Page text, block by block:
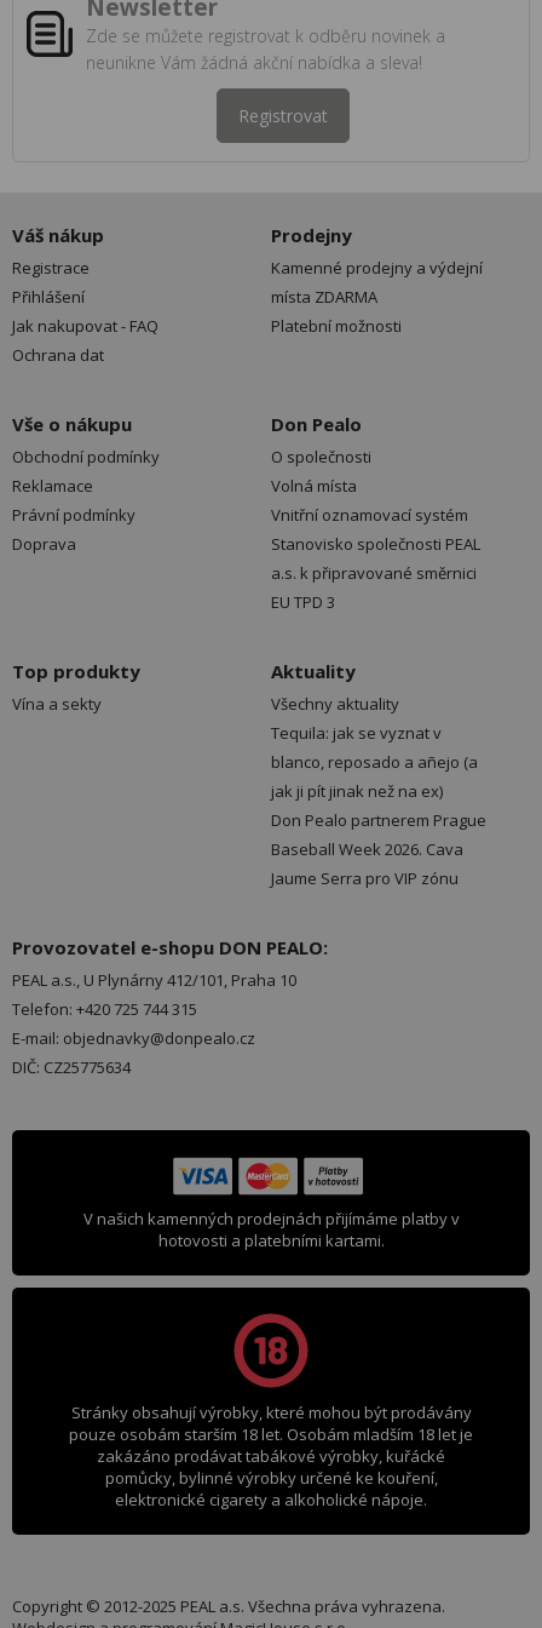
Newsletter
Zde se můžete registrovat k odběru novinek a
neunikne Vám žádná akční nabídka a sleva!
Registrovat
Váš nákup
Registrace
Přihlášení
Jak nakupovat - FAQ
Ochrana dat
Prodejny
Kamenné prodejny a výdejní
místa ZDARMA
Platební možnosti
Vše o nákupu
Obchodní podmínky
Reklamace
Právní podmínky
Doprava
Don Pealo
O společnosti
Volná místa
Vnitřní oznamovací systém
Stanovisko společnosti PEAL
a.s. k připravované směrnici
EU TPD 3
Top produkty
Vína a sekty
Aktuality
Všechny aktuality
Tequila: jak se vyznat v
blanco, reposado a añejo (a
jak ji pít jinak než na ex)
Don Pealo partnerem Prague
Baseball Week 2026. Cava
Jaume Serra pro VIP zónu
Provozovatel e-shopu DON PEALO:
PEAL a.s., U Plynárny 412/101, Praha 10
Telefon: +420 725 744 315
E-mail: objednavky@donpealo.cz
DIČ: CZ25775634
V našich kamenných prodejnách přijímáme platby v
hotovosti a platebními kartami.
Stránky obsahují výrobky, které mohou být prodávány
pouze osobám starším 18 let. Osobám mladším 18 let je
zakázáno prodávat tabákové výrobky, kuřácké
pomůcky, bylinné výrobky určené ke kouření,
elektronické cigarety a alkoholické nápoje.
Copyright © 2012-2025 PEAL a.s. Všechna práva vyhrazena.